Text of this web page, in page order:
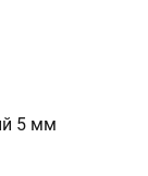
5 мм